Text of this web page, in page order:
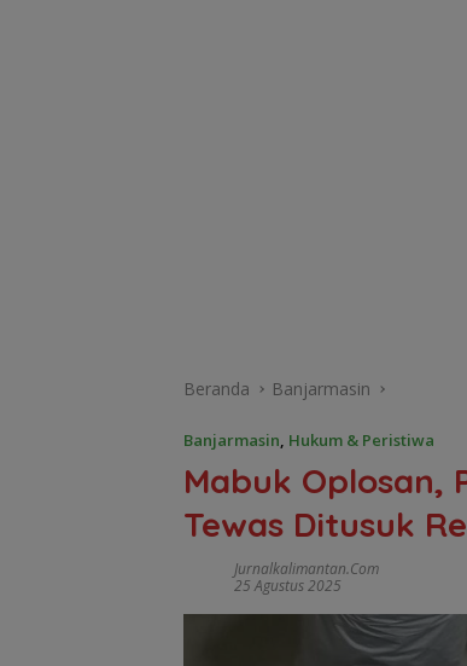
Beranda Banjarmasin
Banjarmasin, Hukum & Peristiwa
Mabuk Oplosan,
Tewas Ditusuk
Jurnalkalimantan.com
25 Agustus 2025